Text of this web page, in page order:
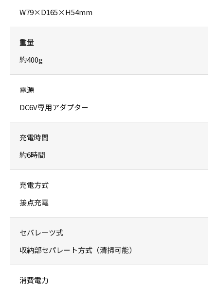
W79×D165×H54mm
重量
約400g
電源
DC6V専用アダプター
充電時間
約6時間
充電方式
接点充電
セパレーツ式
収納部セパレート方式（清掃可能）
消費電力